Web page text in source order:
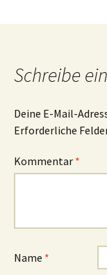
Schreibe
Deine E-Mail-
Erforderliche
Kommentar *
Name *